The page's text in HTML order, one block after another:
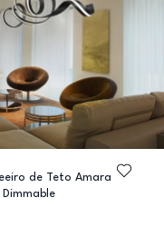
de Teto Amara
Dimmable